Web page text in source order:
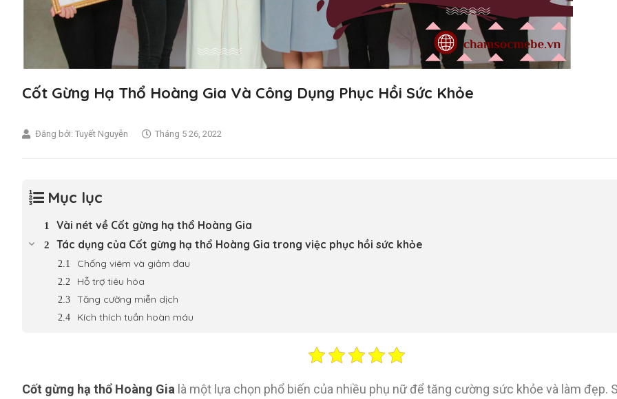
Cốt Gừng Hạ Thổ Hoàng Gia Và Công Dụng Phục Hồi Sức Khỏe
Đăng bởi: Tuyết Nguyễn Tháng 5 26, 2022
Mục lục
Vài nét về Cốt gừng hạ thổ Hoàng Gia
Tác dụng của Cốt gừng hạ thổ Hoàng Gia trong việc phục hồi sức khỏe
Chống viêm và giảm đau
Hỗ trợ tiêu hóa
Tăng cường miễn dịch
Kích thích tuần hoàn máu
Cốt gừng hạ thổ Hoàng Gia là một lựa chọn phổ biến của nhiều phụ nữ để tăng cường sức khỏe và làm đẹp.